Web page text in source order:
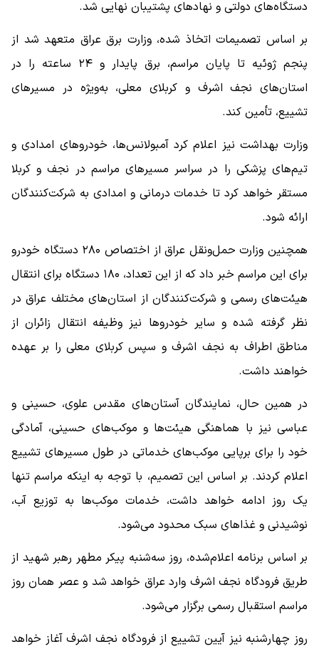
دستگاه‌های دولتی و نهادهای پشتیبان نهایی شد.
بر اساس تصمیمات اتخاذ شده، وزارت برق عراق متعهد شد از
پنجم ژوئیه تا پایان مراسم، برق پایدار و ۲۴ ساعته را در
استان‌های نجف اشرف و کربلای معلی، به‌ویژه در مسیرهای
تشییع، تأمین کند.
وزارت بهداشت نیز اعلام کرد آمبولانس‌ها، خودروهای امدادی و
تیم‌های پزشکی را در سراسر مسیرهای مراسم در نجف و کربلا
مستقر خواهد کرد تا خدمات درمانی و امدادی به شرکت‌کنندگان
ارائه شود.
همچنین وزارت حمل‌ونقل عراق از اختصاص ۲۸۰ دستگاه خودرو
برای این مراسم خبر داد که از این تعداد، ۱۸۰ دستگاه برای انتقال
هیئت‌های رسمی و شرکت‌کنندگان از استان‌های مختلف عراق در
نظر گرفته شده و سایر خودروها نیز وظیفه انتقال زائران از
مناطق اطراف به نجف اشرف و سپس کربلای معلی را بر عهده
خواهند داشت.
در همین حال، نمایندگان آستان‌های مقدس علوی، حسینی و
عباسی نیز با هماهنگی هیئت‌ها و موکب‌های حسینی، آمادگی
خود را برای برپایی موکب‌های خدماتی در طول مسیرهای تشییع
اعلام کردند. بر اساس این تصمیم، با توجه به اینکه مراسم تنها
یک روز ادامه خواهد داشت، خدمات موکب‌ها به توزیع آب،
نوشیدنی و غذاهای سبک محدود می‌شود.
بر اساس برنامه اعلام‌شده، روز سه‌شنبه پیکر مطهر رهبر شهید از
طریق فرودگاه نجف اشرف وارد عراق خواهد شد و عصر همان روز
مراسم استقبال رسمی برگزار می‌شود.
روز چهارشنبه نیز آیین تشییع از فرودگاه نجف اشرف آغاز خواهد